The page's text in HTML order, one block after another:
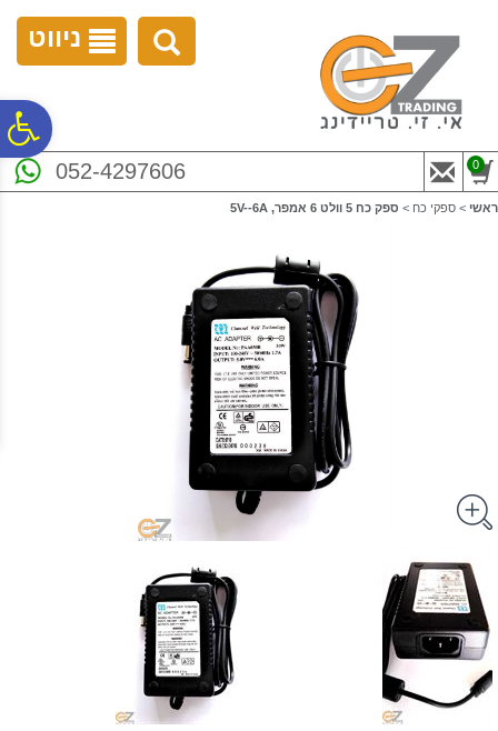
נגישות
ניווט
052-4297606 0
ראשי > ספקי כח > ספק כח 5 וולט 6 אמפר, 5V--6A